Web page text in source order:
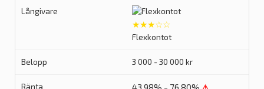
★★★☆☆
Flexkontot
3 000 - 30 000 kr